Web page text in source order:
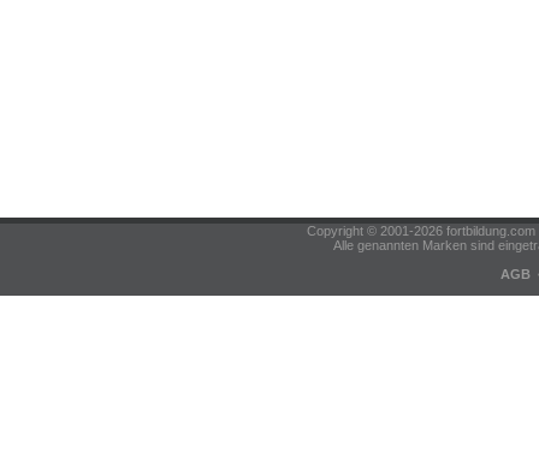
Copyright © 2001-2026
Alle genannten Marken sind
AGB